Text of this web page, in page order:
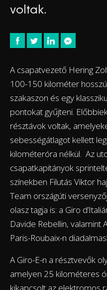
voltak.
A csapatvezető Hering
100-150 kilométer
szakaszon és egy
pontokat gyűjteni.
résztávok voltak,
sebességátlagot kellett
kilométeróra nélkül. Az
csapatkapitányok
színekben Filutás Viktor
Team országúti
olasz tagja is: a Giro
Davide Rebellin, valamint
Paris-Roubaix-n
A Giro-E-n a résztvevők
amelyen 25 kilométeres